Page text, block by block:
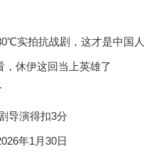
实拍抗战剧，这才是中国
，休伊这回当上英雄了
导演得扣3分
年1月30日